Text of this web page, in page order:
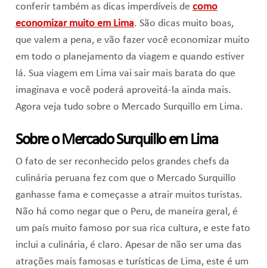
conferir também as dicas imperdíveis de como
economizar muito em Lima. São dicas muito boas,
que valem a pena, e vão fazer você economizar muito
em todo o planejamento da viagem e quando estiver
lá. Sua viagem em Lima vai sair mais barata do que
imaginava e você poderá aproveitá-la ainda mais.
Agora veja tudo sobre o Mercado Surquillo em Lima.
Sobre o Mercado Surquillo em Lima
O fato de ser reconhecido pelos grandes chefs da
culinária peruana fez com que o Mercado Surquillo
ganhasse fama e começasse a atrair muitos turistas.
Não há como negar que o Peru, de maneira geral, é
um país muito famoso por sua rica cultura, e este fato
inclui a culinária, é claro. Apesar de não ser uma das
atrações mais famosas e turísticas de Lima, este é um